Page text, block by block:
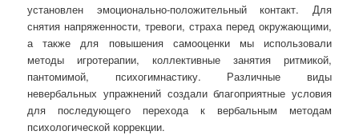
установлен эмоционально-положительный контакт. Для
снятия напряженности, тревоги, страха перед окружающими,
а также для повышения самооценки мы использовали
методы игротерапии, коллективные занятия ритмикой,
пантомимой, психогимнастику. Различные виды
невербальных упражнений создали благоприятные условия
для последующего перехода к вербальным методам
психологической коррекции.